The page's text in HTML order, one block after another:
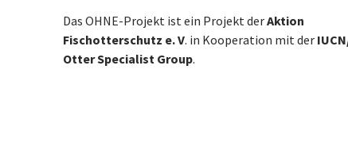
Das OHNE-Projekt ist ein Projekt derAktion
Fischotterschutz e. V. in Kooperation mit der
Otter Specialist Group.